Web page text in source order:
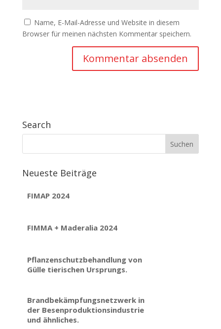
Name, E-Mail-Adresse und Website in diesem
Browser für meinen nächsten Kommentar speichern.
Search
Neueste Beiträge
FIMAP 2024
FIMMA + Maderalia 2024
Pflanzenschutzbehandlung von
Gülle tierischen Ursprungs.
Brandbekämpfungsnetzwerk in
der Besenproduktionsindustrie
und ähnliches.